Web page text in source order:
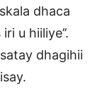
dhaca
u hiiliye’’.
dhagihii